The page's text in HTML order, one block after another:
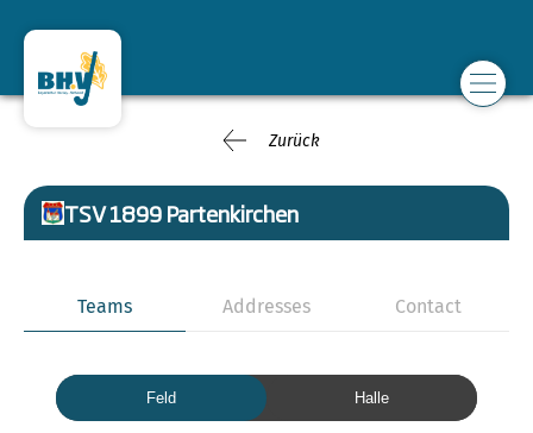
Zurück
TSV 1899 Partenkirchen
Teams Addresses Contact
Feld Halle